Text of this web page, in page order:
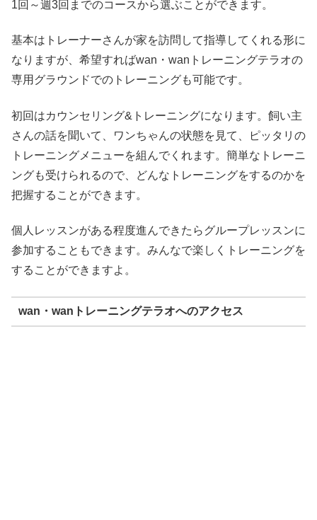
1回～週3回までのコースから選ぶことができます。
基本はトレーナーさんが家を訪問して指導してくれる形に
なりますが、希望すればwan・wanトレーニングテラオの
専用グラウンドでのトレーニングも可能です。
初回はカウンセリング&トレーニングになります。飼い主
さんの話を聞いて、ワンちゃんの状態を見て、ピッタリの
トレーニングメニューを組んでくれます。簡単なトレーニ
ングも受けられるので、どんなトレーニングをするのかを
把握することができます。
個人レッスンがある程度進んできたらグループレッスンに
参加することもできます。みんなで楽しくトレーニングを
することができますよ。
wan・wanトレーニングテラオへのアクセス